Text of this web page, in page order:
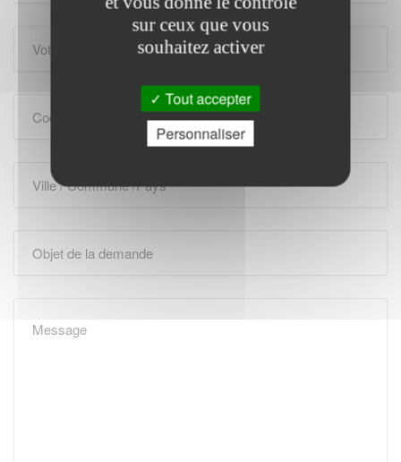
sur ceux que vous
souhaitez activer
Tout accepter
Personnaliser